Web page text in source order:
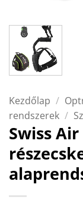
Kezdőlap /
rendszerek /
Swiss